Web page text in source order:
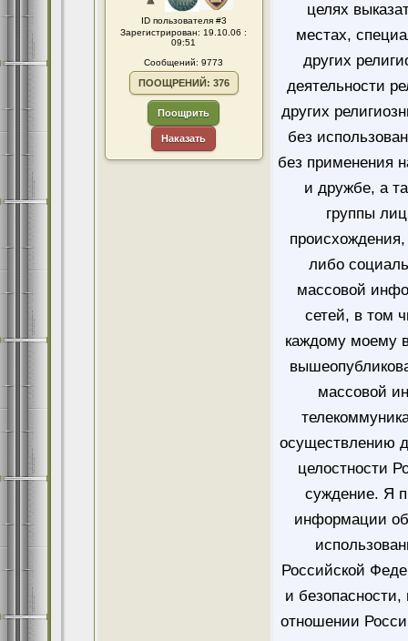
ID пользователя #3
Зарегистрирован: 19.10.06 :
09:51
Сообщений: 9773
ПООЩРЕНИЙ: 376
Поощрить
Наказать
целях
местах,
других
деятельности
других
без
без применения
и дружбе, а
группы
либо
массовой
сетей, в том
каждому моему
массовой
осуществлению
целостности
суждение. Я
информации
Российской
и безопасности,
отношении